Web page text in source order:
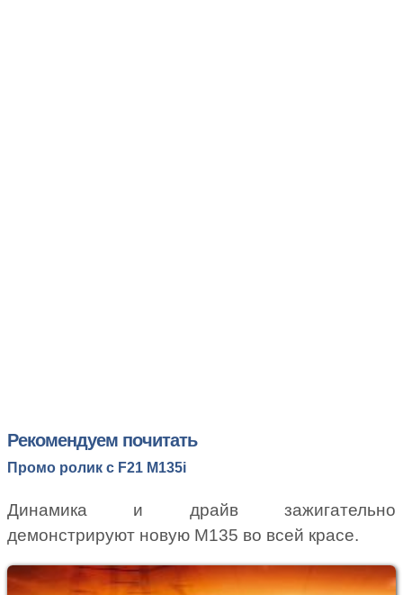
Рекомендуем почитать
Промо ролик с F21 M135i
Динамика и драйв зажигательно
демонстрируют новую М135 во всей красе.